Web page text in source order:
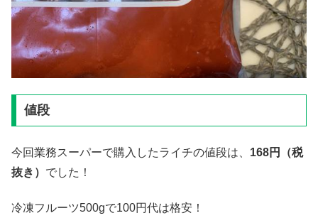
値段
今回業務スーパーで購入したライチの値段は、 168円（税
抜き） でした！
冷凍フルーツ500gで100円代は格安！